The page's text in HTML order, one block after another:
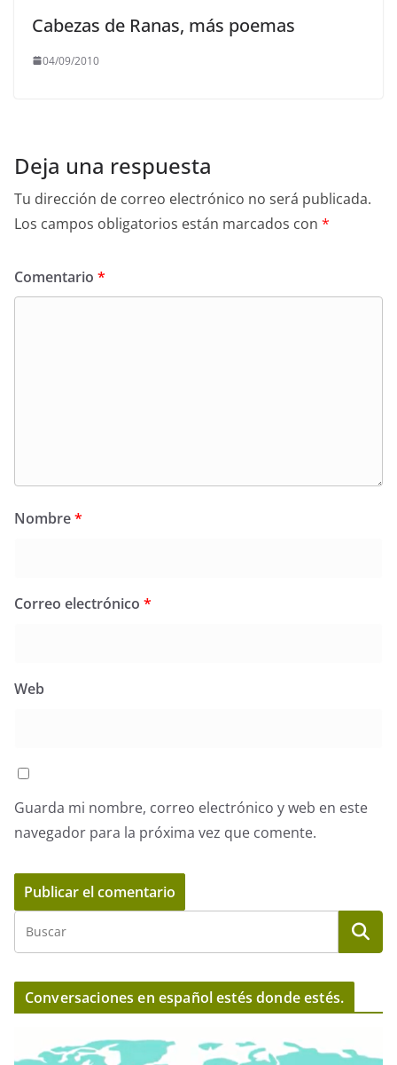
Cabezas de Ranas, más poemas
04/09/2010
Deja una respuesta
Tu dirección de correo electrónico no será publicada.
Los campos obligatorios están marcados con *
Comentario *
Nombre*
Correo electrónico *
Web
Guarda mi nombre, correo electrónico y web en este
navegador para la próxima vez que comente.
Conversaciones en español estés donde estés.
e